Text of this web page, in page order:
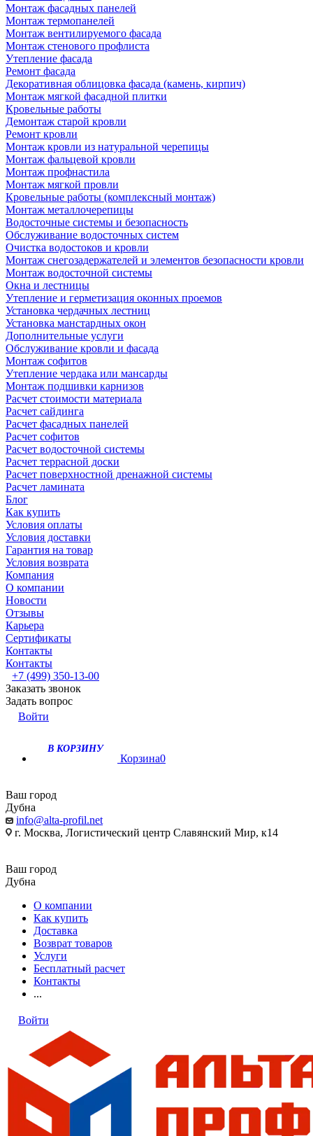
Монтаж фасадных панелей
Монтаж термопанелей
Монтаж вентилируемого фасада
Монтаж стенового профлиста
Утепление фасада
Ремонт фасада
Декоративная облицовка фасада (камень, кирпич)
Монтаж мягкой фасадной плитки
Кровельные работы
Демонтаж старой кровли
Ремонт кровли
Монтаж кровли из натуральной черепицы
Монтаж фальцевой кровли
Монтаж профнастила
Монтаж мягкой провли
Кровельные работы (комплексный монтаж)
Монтаж металлочерепицы
Водосточные системы и безопасность
Обслуживание водосточных систем
Очистка водостоков и кровли
Монтаж снегозадержателей и элементов безопасности кровли
Монтаж водосточной системы
Окна и лестницы
Утепление и герметизация оконных проемов
Установка чердачных лестниц
Установка манстардных окон
Дополнительные услуги
Обслуживание кровли и фасада
Монтаж софитов
Утепление чердака или мансарды
Монтаж подшивки карнизов
Расчет стоимости материала
Расчет сайдинга
Расчет фасадных панелей
Расчет софитов
Расчет водосточной системы
Расчет террасной доски
Расчет поверхностной дренажной системы
Расчет ламината
Блог
Как купить
Условия оплаты
Условия доставки
Гарантия на товар
Условия возврата
Компания
О компании
Новости
Отзывы
Карьера
Сертификаты
Контакты
Контакты
+7 (499) 350-13-00
Заказать звонок
Задать вопрос
Войти
В КОРЗИНУ
Корзина0
Ваш город
Дубна
info@alta-profil.net
г. Москва, Логистический центр Славянский Мир, к14
Ваш город
Дубна
О компании
Как купить
Доставка
Возврат товаров
Услуги
Бесплатный расчет
Контакты
...
Войти